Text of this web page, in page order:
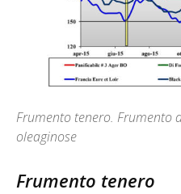
Frumento tenero. Frumento
oleaginose
Frumento tenero